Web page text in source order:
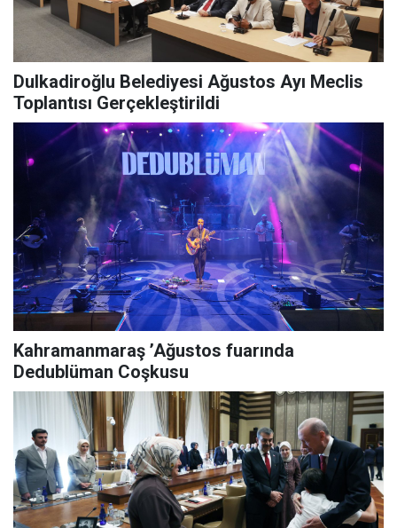
Dulkadiroğlu Belediyesi Ağustos Ayı Meclis
Toplantısı Gerçekleştirildi
Kahramanmaraş ’Ağustos fuarında
Dedublüman Coşkusu